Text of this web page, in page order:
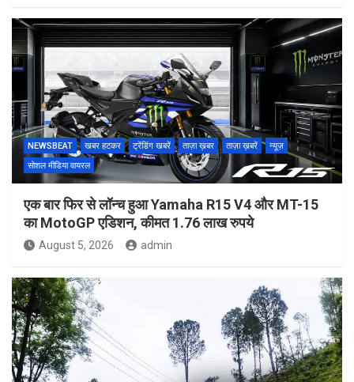
NEWSBEAT खबर हटकर ट्रेंडिंग खबरें ताज़ा ख़बर ताज़ा ख़बरें
न्यूज़
सोशल मीडिया वायरल
एक बार फिर से लॉन्च हुआ Yamaha R15 V4 और MT-15
का MotoGP एडिशन, कीमत 1.76 लाख रुपये
August 5, 2026 admin